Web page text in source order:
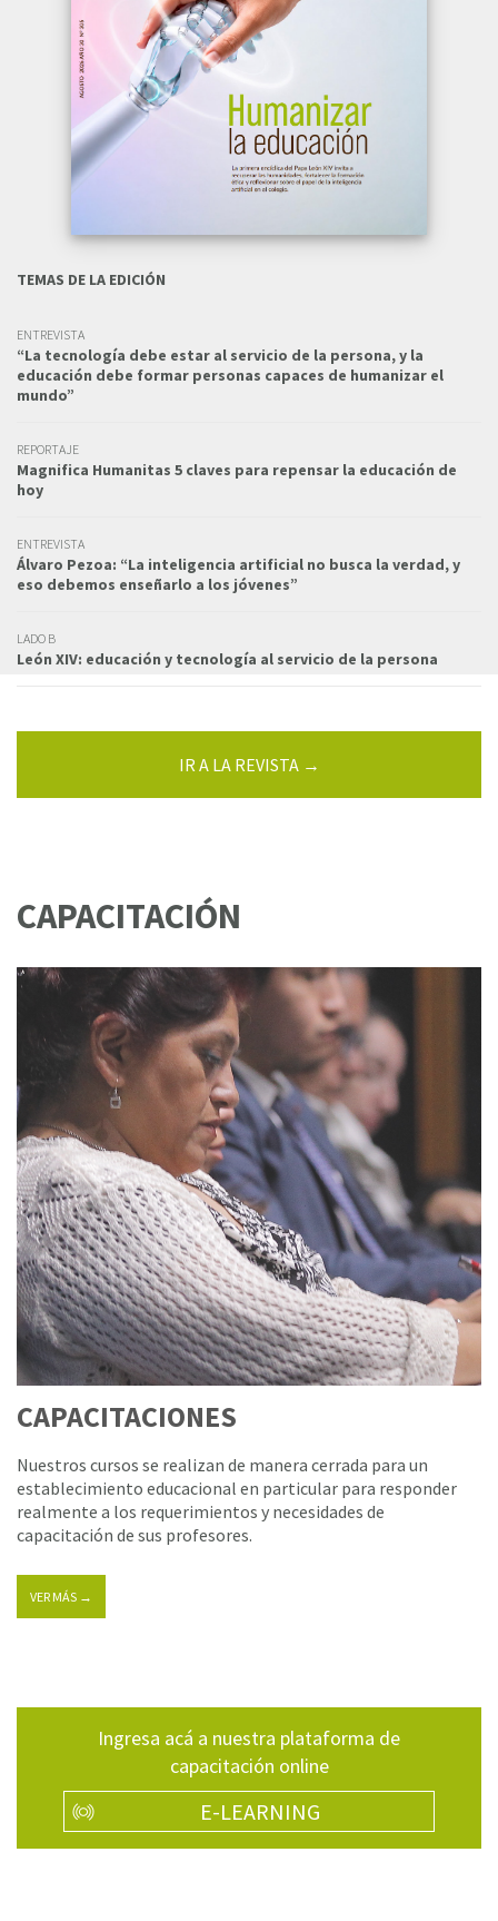
TEMAS DE LA EDICIÓN
ENTREVISTA
“La tecnología debe estar al servicio de la persona, y la
educación debe formar personas capaces de humanizar el
mundo”
REPORTAJE
Magnifica Humanitas 5 claves para repensar la educación de
hoy
ENTREVISTA
Álvaro Pezoa: “La inteligencia artificial no busca la verdad, y
eso debemos enseñarlo a los jóvenes”
LADO B
León XIV: educación y tecnología al servicio de la persona
IR A LA REVISTA →
CAPACITACIÓN
CAPACITACIONES
Nuestros cursos se realizan de manera cerrada para un
establecimiento educacional en particular para responder
realmente a los requerimientos y necesidades de
capacitación de sus profesores.
VER MÁS →
Ingresa acá a nuestra plataforma de
capacitación online
E-LEARNING